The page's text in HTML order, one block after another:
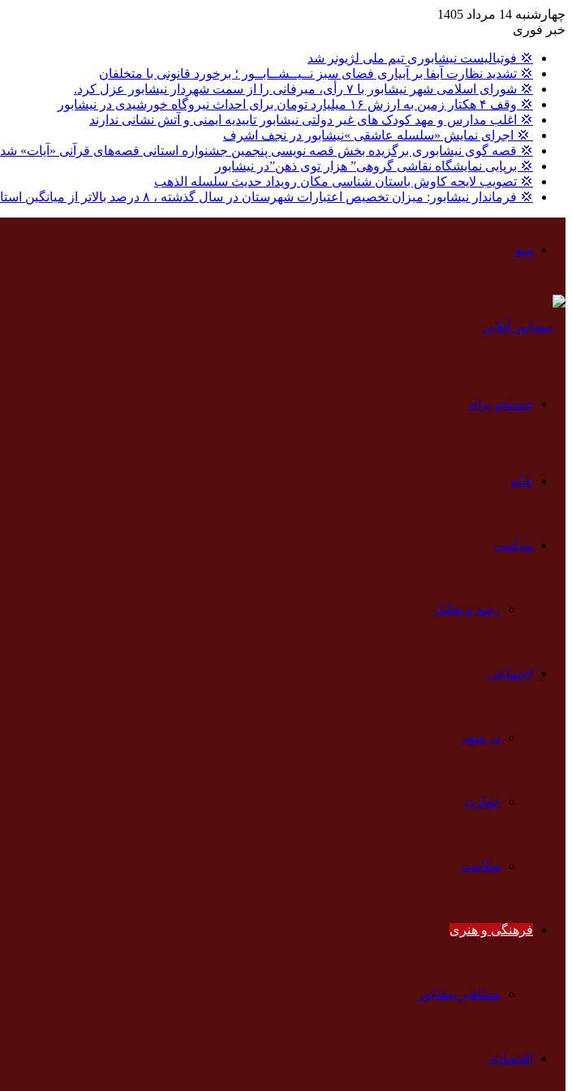
چهارشنبه 14 مرداد 1405
خبر فوری
💢 فوتبالیست نیشابوری تیم ملی لژیونر شد
💢 تشدید نظارت آبفا بر آبیاری فضای سبز نــیــشــابــور ؛ برخورد قانونی با متخلفان
💢 شورای اسلامی شهر نیشابور با ۷ رأی، میرفانی را از سمت شهردار نیشابور عزل کرد.
💢 وقف ۴ هکتار زمین به ارزش ۱۶ میلیارد تومان برای احداث نیروگاه خورشیدی در نیشابور
💢 اغلب مدارس و مهد کودک های غیر دولتی نیشابور تاییدیه ایمنی و آتش نشانی ندارند
‍ 💢 اجرای نمایش «سلسله عاشقی »نیشابور در نجف اشرف
💢 قصه گوی نیشابوری برگزیده بخش قصه نویسی پنجمین جشنواره استانی قصه‌های قرآنی «آیات» شد
💢 برپایی نمایشگاه نقاشی گروهی” هزار توی ذهن”در نیشابور
💢 تصویب لایحه کاوش باستان شناسی مکان رویداد حدیث سلسله الذهب
💢 فرماندار نیشابور: میزان تخصیص اعتبارات شهرستان در سال گذشته ، ۸ درصد بالاتر از میانگین استانی بود
منو
جستجو برای
خانه
سیاسی
رصد و تحلیل
اجتماعی
در شهر
حوادث
سلامت
فرهنگی و هنری
مشاهیر نیشابور
اقتصادی